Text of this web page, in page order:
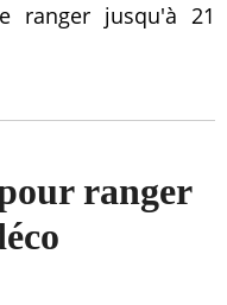
ranger jusqu'à 21
ranger